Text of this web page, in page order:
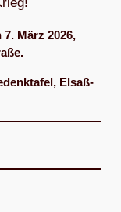
März 2026,
Elsaß­